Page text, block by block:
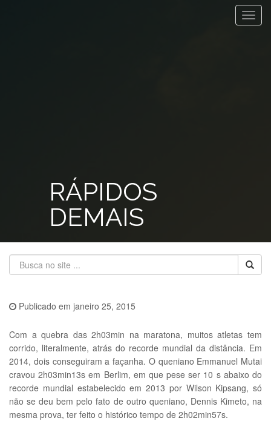
RÁPIDOS
DEMAIS
Publicado em janeiro 25, 2015
Com a quebra das 2h03min na maratona, muitos atletas tem
corrido, literalmente, atrás do recorde mundial da distância. Em
2014, dois conseguiram a façanha. O queniano Emmanuel Mutai
cravou 2h03min13s em Berlim, em que pese ser 10 s abaixo do
recorde mundial estabelecido em 2013 por Wilson Kipsang, só
não se deu bem pelo fato de outro queniano, Dennis Kimeto, na
mesma prova, ter feito o histórico tempo de 2h02min57s.